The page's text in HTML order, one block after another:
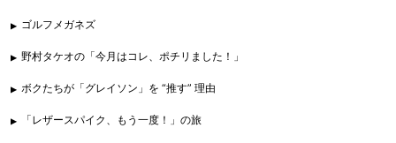
ゴルフメガネズ
野村タケオの「今月はコレ、ポチリました！」
ボクたちが「グレイソン」を “推す” 理由
「レザースパイク、もう一度！」の旅